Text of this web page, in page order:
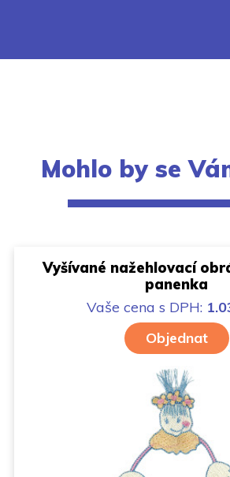
Mohlo by se
Vyšívané nažehlovací
panenka
Vaše cena s DPH:
Objednat